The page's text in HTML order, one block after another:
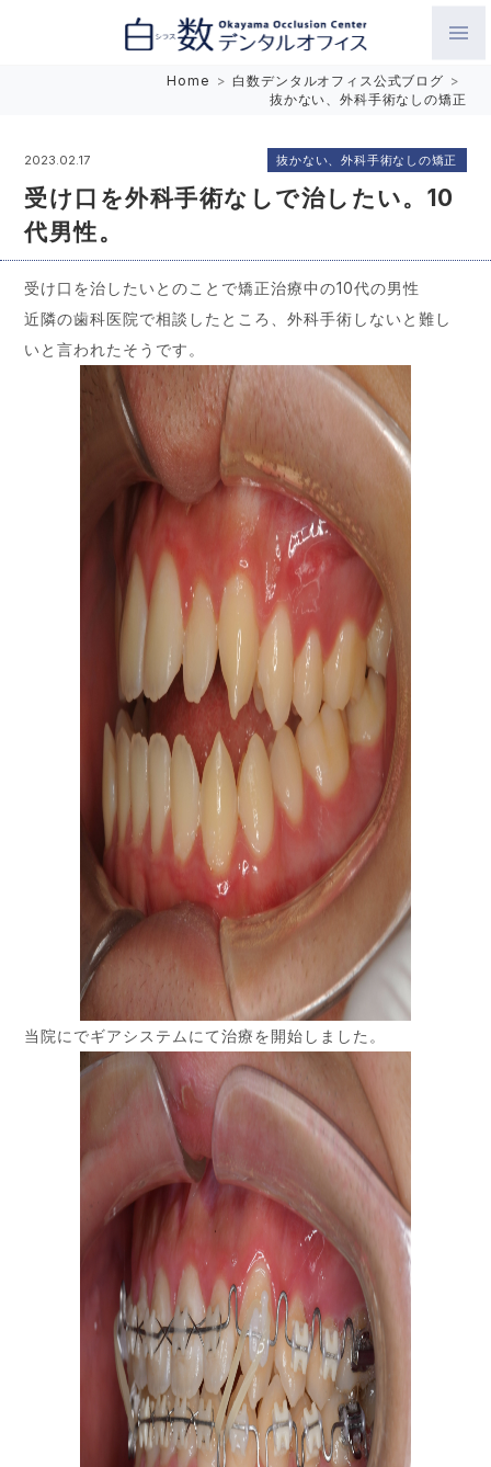
み合わせを考えたインプラントと矯正歯科
Home > 白数デンタルオフィス公式ブログ >
抜かない、外科手術なしの矯正
2023.02.17
受け口を外科手術なしで治したい。10
代男性。
抜かない、外科手術なしの矯正
受け口を治したいとのことで矯正治療中の10代の男性
近隣の歯科医院で相談したところ、外科手術しないと難し
いと言われたそうです。
当院にでギアシステムにて治療を開始しました。